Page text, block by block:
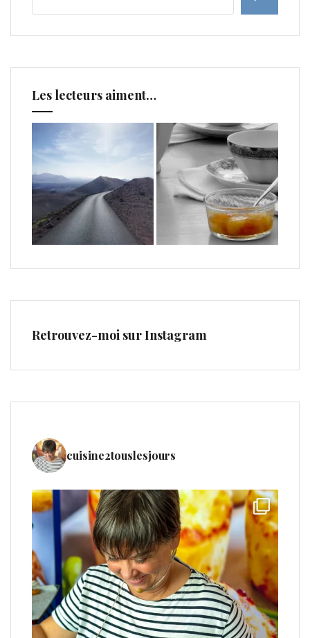
Les lecteurs aiment…
Retrouvez-moi sur Instagram
cuisine2touslesjours